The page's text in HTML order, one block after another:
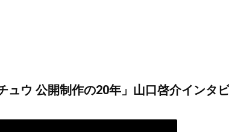
ュウ 公開制作の20年」山口啓介インタ